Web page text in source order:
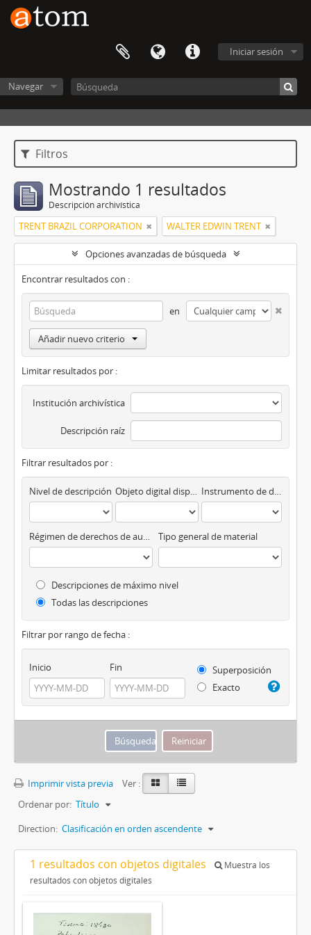
Iniciar sesión
Navegar
Filtros
Mostrando 1 resultados
Descripción archivística
TRENT BRAZIL CORPORATION WALTER EDWIN TRENT
Opciones avanzadas de búsqueda
Encontrar resultados con :
en
Añadir nuevo criterio
Limitar resultados por :
Institución archivística
Descripción raíz
Filtrar resultados por :
Nivel de descripción Objeto digital disponibles Instrumento de descripción
Régimen de derechos de autor Tipo general de material
Descripciones de máximo nivel
Todas las descripciones
Filtrar por rango de fecha :
Inicio Fin
Superposición
Exacto
Imprimir vista previa
Ver :
Ordenar por: Título
Direction: Clasificación en orden ascendente
1 resultados con objetos digitales
Muestra los
resultados con objetos digitales